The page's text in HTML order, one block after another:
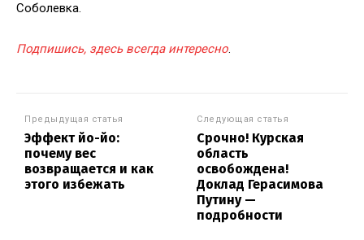
Соболевка.
Подпишись, здесь всегда интересно.
Предыдущая статья
Эффект йо-йо:
почему вес
возвращается и как
этого избежать
Следующая статья
Срочно! Курская
область
освобождена!
Доклад Герасимова
Путину —
подробности